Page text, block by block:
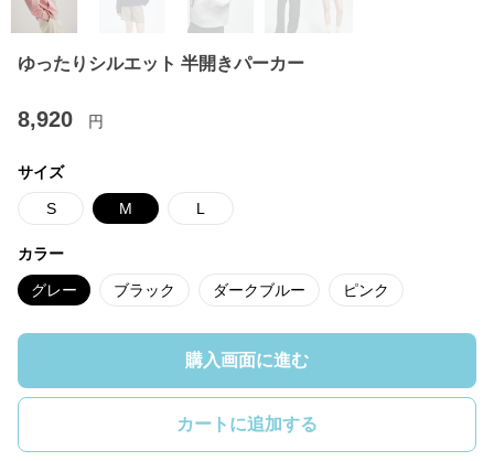
ゆったりシルエット 半開きパーカー
8,920 円
サイズ
S M L
カラー
グレー ブラック ダークブルー ピンク
購入画面に進む
カートに追加する